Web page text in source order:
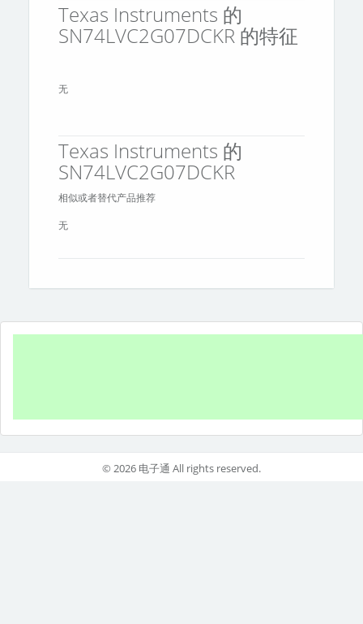
Texas Instruments 的
SN74LVC2G07DCKR 的特征
无
Texas Instruments 的
SN74LVC2G07DCKR
相似或者替代产品推荐
无
© 2026 电子通 All rights reserved.